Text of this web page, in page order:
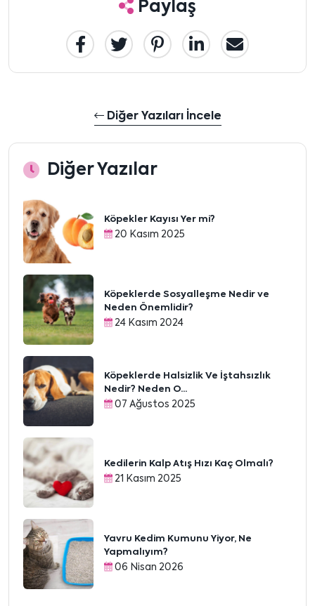
Paylaş
Diğer Yazıları İncele
Diğer Yazılar
Köpekler Kayısı Yer mi?
20 Kasım 2025
Köpeklerde Sosyalleşme Nedir ve
Neden Önemlidir?
24 Kasım 2024
Köpeklerde Halsizlik Ve İştahsızlık
Nedir? Neden O...
07 Ağustos 2025
Kedilerin Kalp Atış Hızı Kaç Olmalı?
21 Kasım 2025
Yavru Kedim Kumunu Yiyor, Ne
Yapmalıyım?
06 Nisan 2026